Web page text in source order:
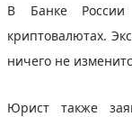
В Банке
криптовалютах.
ничего не
Юрист также